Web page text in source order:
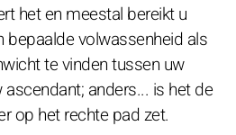
het en meestal bereikt u
bepaalde volwassenheid als
te vinden tussen uw
anders... is het de
op het rechte pad zet.